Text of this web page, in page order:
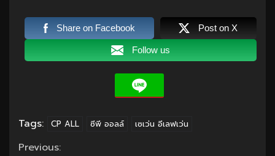
Share on Facebook Post on X
Follow us
Tags: CP ALL ซีพี ออลล์ เซเว่น อีเลฟเว่น
Previous: